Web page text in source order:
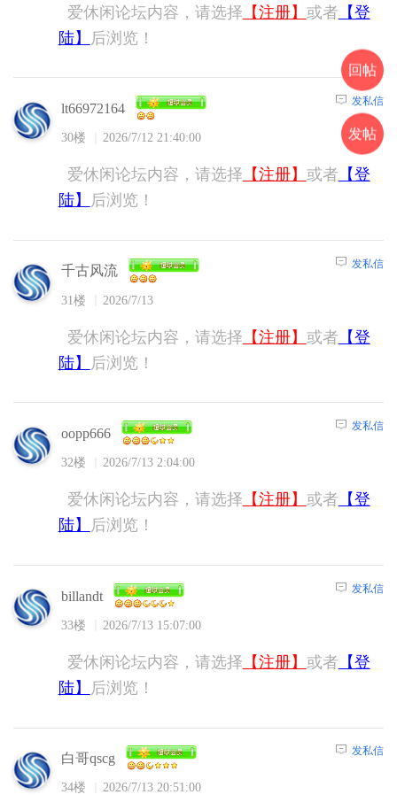
爱休闲论坛内容，请选择 【注册】 或者 【登
陆】
后浏览！
lt66972164
30楼 2026/7/12 21:40:00
发私信
爱休闲论坛内容，请选择 【注册】 或者 【登
陆】
后浏览！
千古风流
31楼 2026/7/13
发私信
爱休闲论坛内容，请选择 【注册】 或者 【登
陆】
后浏览！
oopp666
32楼 2026/7/13 2:04:00
发私信
爱休闲论坛内容，请选择 【注册】 或者 【登
陆】
后浏览！
billandt
33楼 2026/7/13 15:07:00
发私信
爱休闲论坛内容，请选择 【注册】 或者 【登
陆】
后浏览！
白哥qscg
34楼 2026/7/13 20:51:00
发私信
回帖
发帖